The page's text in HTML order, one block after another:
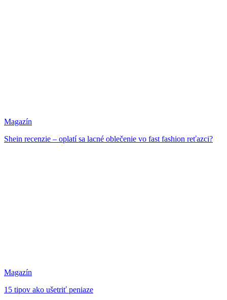
Magazín
Shein recenzie – oplatí sa lacné oblečenie vo fast fashion reťazci?
Magazín
15 tipov ako ušetriť peniaze